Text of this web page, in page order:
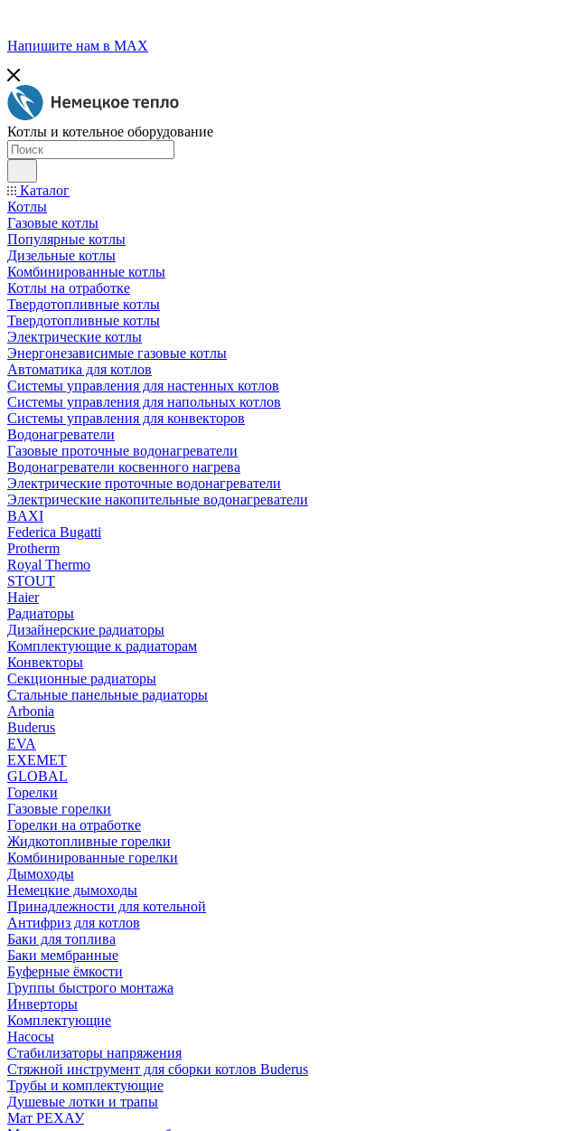
Напишите нам в МАХ
Котлы и котельное оборудование
Каталог
Котлы
Газовые котлы
Популярные котлы
Дизельные котлы
Комбинированные котлы
Котлы на отработке
Твердотопливные котлы
Твердотопливные котлы
Электрические котлы
Энергонезависимые газовые котлы
Автоматика для котлов
Системы управления для настенных котлов
Системы управления для напольных котлов
Системы управления для конвекторов
Водонагреватели
Газовые проточные водонагреватели
Водонагреватели косвенного нагрева
Электрические проточные водонагреватели
Электрические накопительные водонагреватели
BAXI
Federica Bugatti
Protherm
Royal Thermo
STOUT
Haier
Радиаторы
Дизайнерские радиаторы
Комплектующие к радиаторам
Конвекторы
Секционные радиаторы
Стальные панельные радиаторы
Arbonia
Buderus
EVA
EXEMET
GLOBAL
Горелки
Газовые горелки
Горелки на отработке
Жидкотопливные горелки
Комбинированные горелки
Дымоходы
Немецкие дымоходы
Принадлежности для котельной
Антифриз для котлов
Баки для топлива
Баки мембранные
Буферные ёмкости
Группы быстрого монтажа
Инверторы
Комплектующие
Насосы
Стабилизаторы напряжения
Стяжной инструмент для сборки котлов Buderus
Трубы и комплектующие
Душевые лотки и трапы
Мат РЕХАУ